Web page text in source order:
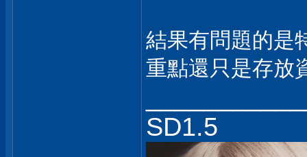
結果有問題的是
重點還只是存放
SD1.5